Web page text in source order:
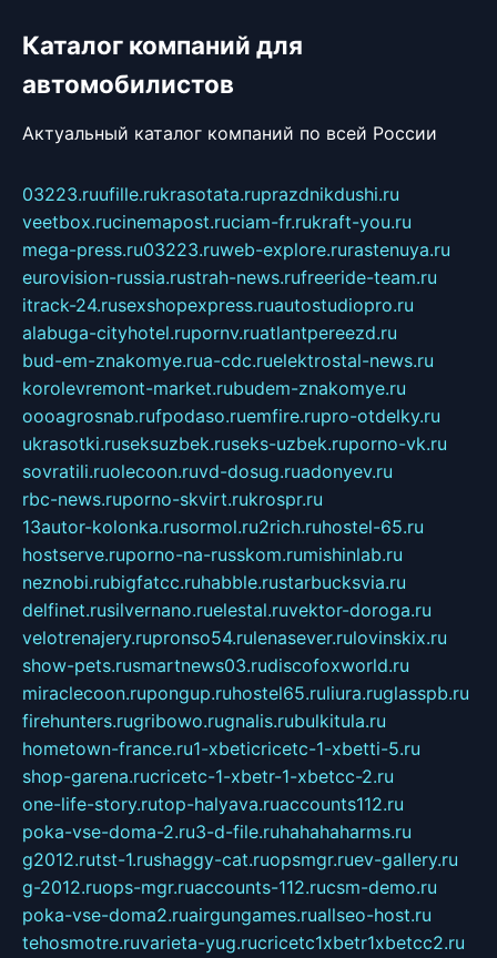
Каталог компаний для
автомобилистов
Актуальный каталог компаний по всей России
03223.ruufille.rukrasotata.ruprazdnikdushi.ru
veetbox.rucinemapost.ruciam-fr.rukraft-you.ru
mega-press.ru03223.ruweb-explore.rurastenuya.ru
eurovision-russia.rustrah-news.rufreeride-team.ru
itrack-24.rusexshopexpress.ruautostudiopro.ru
alabuga-cityhotel.rupornv.ruatlantpereezd.ru
bud-em-znakomye.rua-cdc.ruelektrostal-news.ru
korolevremont-market.rubudem-znakomye.ru
oooagrosnab.rufpodaso.ruemfire.rupro-otdelky.ru
ukrasotki.ruseksuzbek.ruseks-uzbek.ruporno-vk.ru
sovratili.ruolecoon.ruvd-dosug.ruadonyev.ru
rbc-news.ruporno-skvirt.rukrospr.ru
13autor-kolonka.rusormol.ru2rich.ruhostel-65.ru
hostserve.ruporno-na-russkom.rumishinlab.ru
neznobi.rubigfatcc.ruhabble.rustarbucksvia.ru
delfinet.rusilvernano.ruelestal.ruvektor-doroga.ru
velotrenajery.rupronso54.rulenasever.rulovinskix.ru
show-pets.rusmartnews03.rudiscofoxworld.ru
miraclecoon.rupongup.ruhostel65.ruliura.ruglasspb.ru
firehunters.rugribowo.rugnalis.rubulkitula.ru
hometown-france.ru1-xbeticricetc-1-xbetti-5.ru
shop-garena.rucricetc-1-xbetr-1-xbetcc-2.ru
one-life-story.rutop-halyava.ruaccounts112.ru
poka-vse-doma-2.ru3-d-file.ruhahahaharms.ru
g2012.rutst-1.rushaggy-cat.ruopsmgr.ruev-gallery.ru
g-2012.ruops-mgr.ruaccounts-112.rucsm-demo.ru
poka-vse-doma2.ruairgungames.ruallseo-host.ru
tehosmotre.ruvarieta-yug.rucricetc1xbetr1xbetcc2.ru